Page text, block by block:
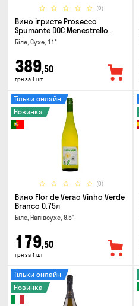
(0)
Вино ігристе Prosecco
Spumante DOC Menestrello
0.75л
Біле, Сухе, 11°
389,50
грн за 1 шт
(0)
Тільки онлайн
Новинка
Вино Flor de Verao Vinho Verde
Branco 0.75л
Біле, Напівсухе, 9.5°
179,50
грн за 1 шт
Тільки онлайн
Новинка